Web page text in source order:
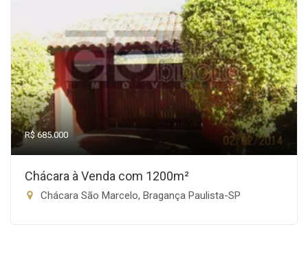
R$ 685.000
Chácara à Venda com 1200m²
Chácara São Marcelo, Bragança Paulista-SP